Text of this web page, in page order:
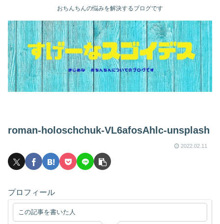
おちんちんの悩みを解決するブログです
roman-holoschchuk-VL6afosAhlc-unsplash
2022.02.11
プロフィール
この記事を書いた人